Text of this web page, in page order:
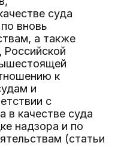
суда
вновь
а также
к
и
с
в качестве суда
надзора и по
(статьи